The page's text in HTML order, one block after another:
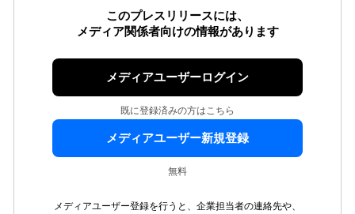
このプレスリリースには、
メディア関係者向けの情報があります
メディアユーザーログイン
既に登録済みの方はこちら
メディアユーザー新規登録
無料
メディアユーザー登録を行うと、企業担当者の連絡先や、